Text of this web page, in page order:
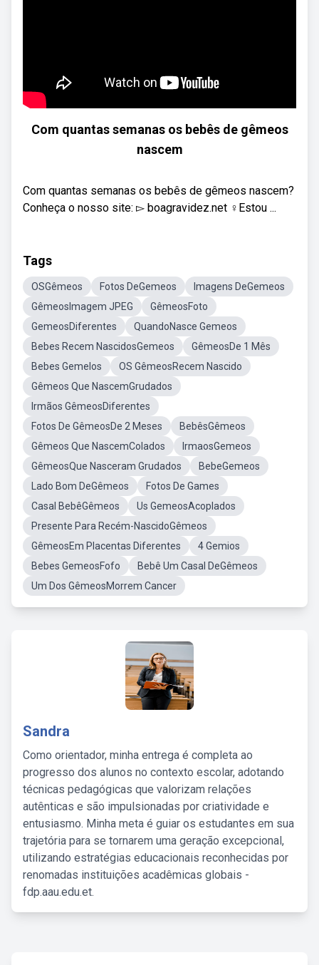
Com quantas semanas os bebês de gêmeos
nascem
Com quantas semanas os bebês de gêmeos nascem?
Conheça o nosso site: ▻ boagravidez.net​​​ ‍♀️Estou ...
Tags
OSGêmeos Fotos DeGemeos
Imagens DeGemeos
GêmeosImagem JPEG
GêmeosFoto
GemeosDiferentes
QuandoNasce Gemeos
Bebes Recem NascidosGemeos
GêmeosDe 1 Mês
Bebes Gemelos
OS GêmeosRecem Nascido
Gêmeos Que NascemGrudados
Irmãos GêmeosDiferentes
Fotos De GêmeosDe 2 Meses
BebêsGêmeos
Gêmeos Que NascemColados
IrmaosGemeos
GêmeosQue Nasceram Grudados
BebeGemeos
Lado Bom DeGêmeos
Fotos De Games
Casal BebêGêmeos
Us GemeosAcoplados
Presente Para Recém-NascidoGêmeos
GêmeosEm Placentas Diferentes
4 Gemios
Bebes GemeosFofo
Bebê Um Casal DeGêmeos
Um Dos GêmeosMorrem Cancer
Sandra
Como orientador, minha entrega é completa ao
progresso dos alunos no contexto escolar, adotando
técnicas pedagógicas que valorizam relações
autênticas e são impulsionadas por criatividade e
entusiasmo. Minha meta é guiar os estudantes em sua
trajetória para se tornarem uma geração excepcional,
utilizando estratégias educacionais reconhecidas por
renomadas instituições acadêmicas globais -
fdp.aau.edu.et.